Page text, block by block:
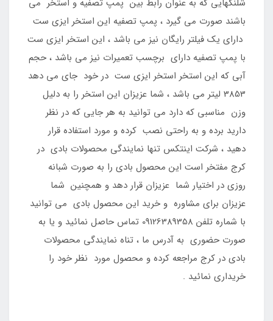
شلنگهایی که به عنوان رابط بین پمپ تصفیه و استخر می
باشند صورت می گیرد ، پمپ تصفیه این استخر ایزی ست
دارای یک فیلتر رایگان نیز می باشد ، این استخر ایزی ست
با پمپ تصفیه دارای برچسب تعمیرات نیز می باشد ، حجم
آبی که این استخر استخر ایزی ست در خود جای می دهد
3853 لیتر می باشد ، شما عزیزان این استخر را به دلیل
وزن مناسبی که دارد می توانید به هر جایی که در نظر
دارید برده و به راحتی نصب کرده و مورد استفاده قرار
دهید ، شرکت اینتکس تنها نمایندگی محصولات بادی در
کرج مفتخر است این محصول بادی را به صورت شبانه
روزی در اختیار شما عزیزان قرار دهد و همچنین شما
عزیزان برای مشاوره و خرید این محصول بادی می توانید
با شماره تلفن 09126389358 تماس حاصل نمائید و یا به
صورت حضوری به آدرس ما ، تناه نمایندگی محصولات
بادی در کرج مراجعه کرده و محصول مورد نظر خود را
خریداری نمائید .